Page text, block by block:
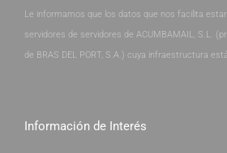
Le informamos que los datos que nos facilita
servidores de servidores de ACUMBAMAIL, S.L.
de BRAS DEL PORT, S.A.) cuya infraestructura
Información de Interés